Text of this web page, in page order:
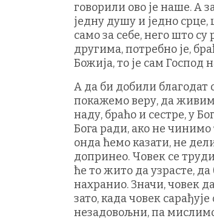
говорили ово је наше. А
једну душу и једно срце,
само за себе, него што
другима, потребно је,
Божија, то је сам Господ
А да би добили благодат
покажемо веру, да
наду, браћо и сестре, у
Бога ради, ако не
онда ћемо казати, не
допринео. Човек се
ће то жито да узрасте,
нахранио. Значи, човек
зато, када човек
незадовољни, па